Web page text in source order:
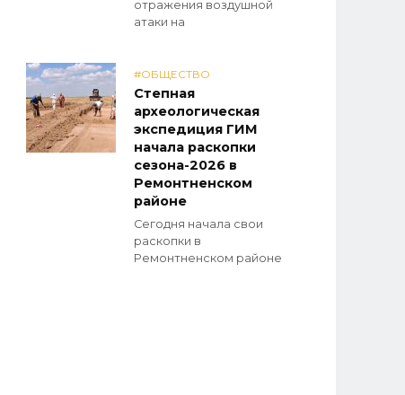
отражения воздушной
атаки на
#ОБЩЕСТВО
Степная
археологическая
экспедиция ГИМ
начала раскопки
сезона-2026 в
Ремонтненском
районе
Сегодня начала свои
раскопки в
Ремонтненском районе